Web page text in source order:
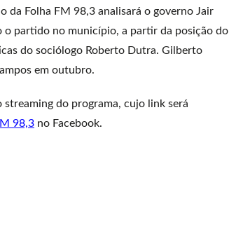
da Folha FM 98,3 analisará o governo Jair
o partido no município, a partir da posição do
do sociólogo Roberto Dutra. Gilberto
em outubro.
do programa, cujo link será
98,3 no Facebook.